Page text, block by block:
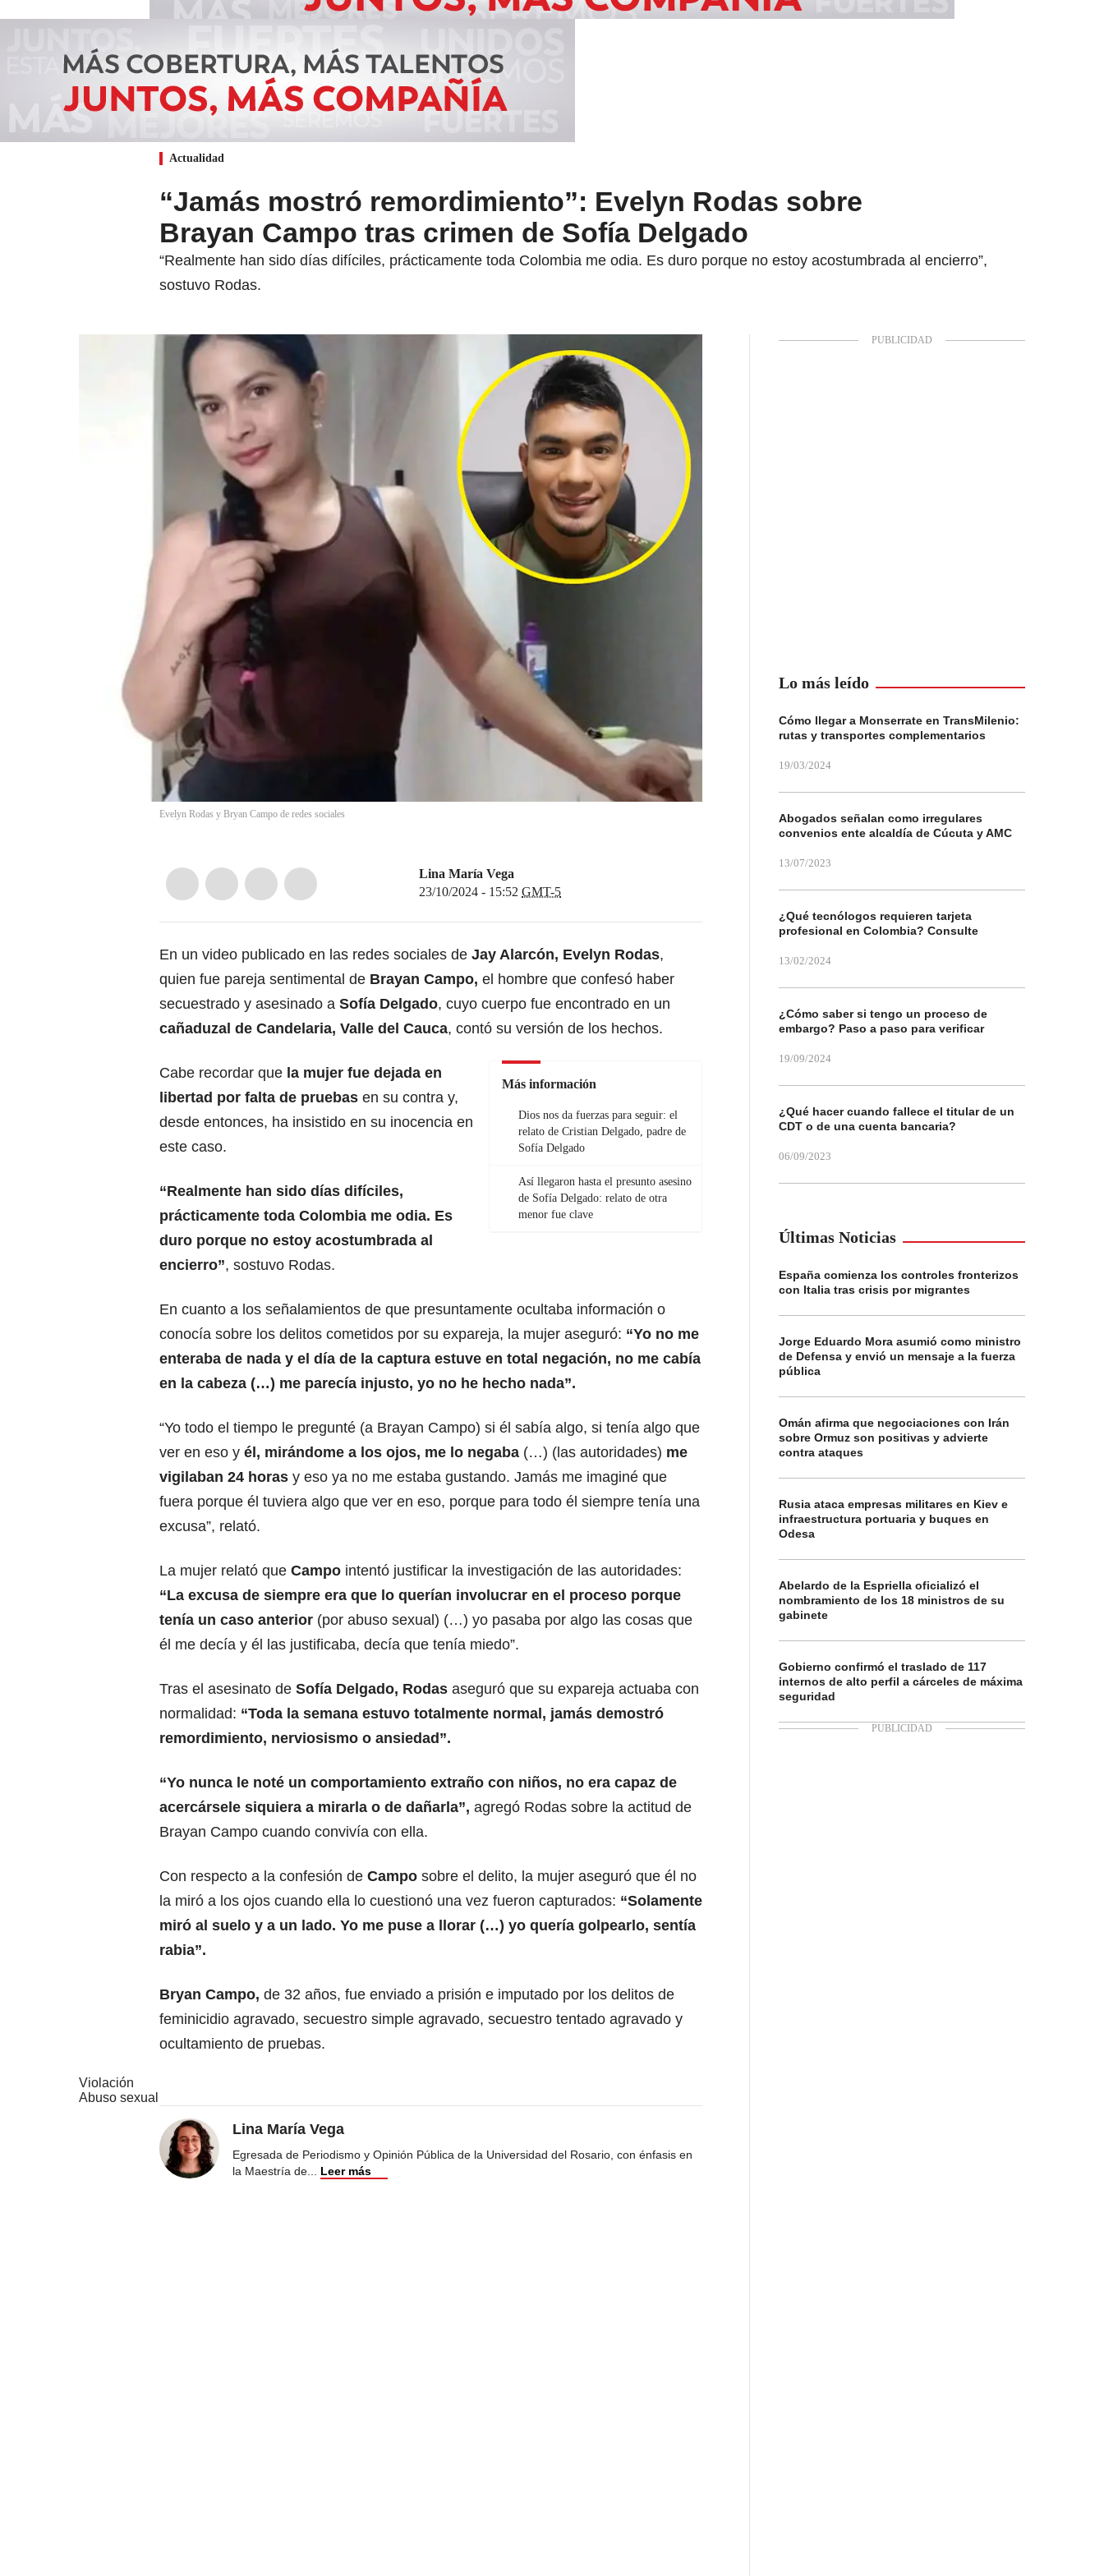
Actualidad
“Jamás mostró remordimiento”: Evelyn Rodas sobre
Brayan Campo tras crimen de Sofía Delgado
“Realmente han sido días difíciles, prácticamente toda Colombia me odia. Es duro porque no estoy acostumbrada al encierro”,
sostuvo Rodas.
Evelyn Rodas y Bryan Campo de redes sociales
Lina María Vega
23/10/2024 - 15:52 GMT-5
En un video publicado en las redes sociales de Jay Alarcón, Evelyn Rodas,
quien fue pareja sentimental de Brayan Campo, el hombre que confesó haber
secuestrado y asesinado a Sofía Delgado, cuyo cuerpo fue encontrado en un
cañaduzal de Candelaria, Valle del Cauca, contó su versión de los hechos.
Más información
Dios nos da fuerzas para seguir: el
relato de Cristian Delgado, padre de
Sofía Delgado
Así llegaron hasta el presunto asesino
de Sofía Delgado: relato de otra
menor fue clave
Cabe recordar que la mujer fue dejada en
libertad por falta de pruebas en su contra y,
desde entonces, ha insistido en su inocencia en
este caso.
“Realmente han sido días difíciles,
prácticamente toda Colombia me odia. Es
duro porque no estoy acostumbrada al
encierro”, sostuvo Rodas.
En cuanto a los señalamientos de que presuntamente ocultaba información o
conocía sobre los delitos cometidos por su expareja, la mujer aseguró: “Yo no me
enteraba de nada y el día de la captura estuve en total negación, no me cabía
en la cabeza (…) me parecía injusto, yo no he hecho nada”.
“Yo todo el tiempo le pregunté (a Brayan Campo) si él sabía algo, si tenía algo que
ver en eso y él, mirándome a los ojos, me lo negaba (…) (las autoridades) me
vigilaban 24 horas y eso ya no me estaba gustando. Jamás me imaginé que
fuera porque él tuviera algo que ver en eso, porque para todo él siempre tenía una
excusa”, relató.
La mujer relató que Campo intentó justificar la investigación de las autoridades:
“La excusa de siempre era que lo querían involucrar en el proceso porque
tenía un caso anterior (por abuso sexual) (…) yo pasaba por algo las cosas que
él me decía y él las justificaba, decía que tenía miedo”.
Tras el asesinato de Sofía Delgado, Rodas aseguró que su expareja actuaba con
normalidad: “Toda la semana estuvo totalmente normal, jamás demostró
remordimiento, nerviosismo o ansiedad”.
“Yo nunca le noté un comportamiento extraño con niños, no era capaz de
acercársele siquiera a mirarla o de dañarla”, agregó Rodas sobre la actitud de
Brayan Campo cuando convivía con ella.
Con respecto a la confesión de Campo sobre el delito, la mujer aseguró que él no
la miró a los ojos cuando ella lo cuestionó una vez fueron capturados: “Solamente
miró al suelo y a un lado. Yo me puse a llorar (…) yo quería golpearlo, sentía
rabia”.
Bryan Campo, de 32 años, fue enviado a prisión e imputado por los delitos de
feminicidio agravado, secuestro simple agravado, secuestro tentado agravado y
ocultamiento de pruebas.
Violación
Abuso sexual
Lina María Vega
Egresada de Periodismo y Opinión Pública de la Universidad del Rosario, con énfasis en
la Maestría de... Leer más
Lo más leído
Cómo llegar a Monserrate en TransMilenio:
rutas y transportes complementarios
19/03/2024
Abogados señalan como irregulares
convenios ente alcaldía de Cúcuta y AMC
13/07/2023
¿Qué tecnólogos requieren tarjeta
profesional en Colombia? Consulte
13/02/2024
¿Cómo saber si tengo un proceso de
embargo? Paso a paso para verificar
19/09/2024
¿Qué hacer cuando fallece el titular de un
CDT o de una cuenta bancaria?
06/09/2023
Últimas Noticias
España comienza los controles fronterizos
con Italia tras crisis por migrantes
Jorge Eduardo Mora asumió como ministro
de Defensa y envió un mensaje a la fuerza
pública
Omán afirma que negociaciones con Irán
sobre Ormuz son positivas y advierte
contra ataques
Rusia ataca empresas militares en Kiev e
infraestructura portuaria y buques en
Odesa
Abelardo de la Espriella oficializó el
nombramiento de los 18 ministros de su
gabinete
Gobierno confirmó el traslado de 117
internos de alto perfil a cárceles de máxima
seguridad